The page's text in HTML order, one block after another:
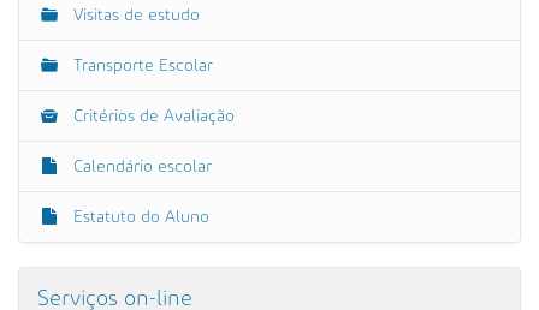
Visitas de estudo
Transporte Escolar
Critérios de Avaliação
Calendário escolar
Estatuto do Aluno
Serviços on-line